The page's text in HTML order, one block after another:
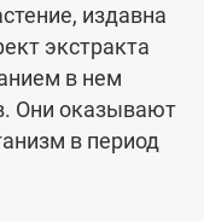
издавна
экстракта
в нем
Они оказывают
в период